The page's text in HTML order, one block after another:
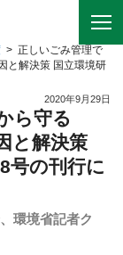
> 正しいごみ管理で
と解決策 国立環境研
2020年9月29日
ら守る
と解決策
号の刊行に
環境省記者ク